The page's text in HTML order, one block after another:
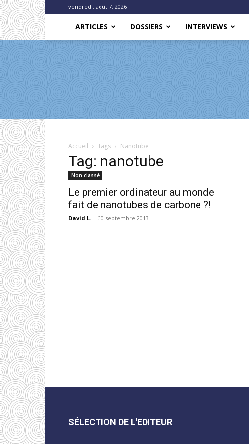
vendredi, août 7, 2026
ARTICLES DOSSIERS INTERVIEWS
Accueil Tags Nanotube
Tag: nanotube
Non classé
Le premier ordinateur au monde
fait de nanotubes de carbone ?!
David L. - 30 septembre 2013
SÉLECTION DE L'EDITEUR